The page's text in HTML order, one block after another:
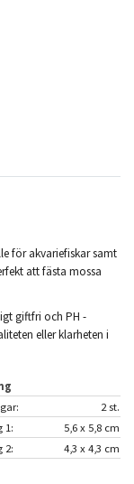
för akvariefiskar samt
att fästa mossa
giftfri och PH -
eller klarheten i
2 st.
1:
5,6 x 5,8 cm
2: 4,3 x 4,3 cm